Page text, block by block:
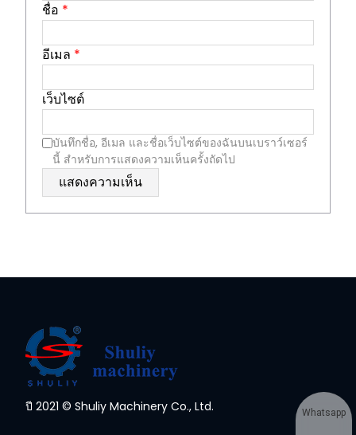
ชื่อ *
อีเมล *
เว็บไซต์
บันทึกชื่อ, อีเมล และชื่อเว็บไซต์ของฉันบนเบราว์เซอร์
นี้ สำหรับการแสดงความเห็นครั้งถัดไป
ปี 2021 © Shuliy Machinery Co., Ltd. Whatsapp